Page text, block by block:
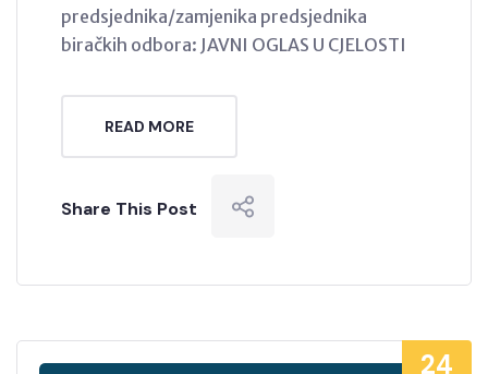
predsjednika/zamjenika predsjednika
biračkih odbora: JAVNI OGLAS U CJELOSTI
READ MORE
Share This Post
24